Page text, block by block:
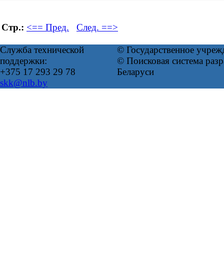
Стр.: <== Пред. След. ==>
Служба технической
поддержки:
+375 17 293 29 78
skk@nlb.by
© Государственное
© Поисковая система
Беларуси